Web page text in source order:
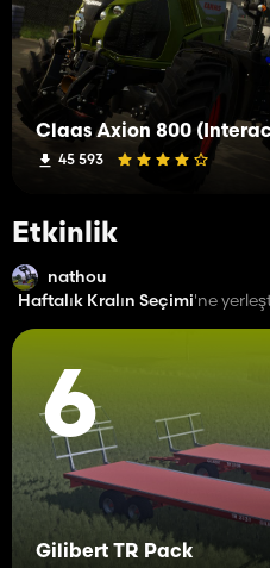
Claas Axion 800
45 593
Etkinlik
nathou
Haftalık Kralın Seçimi'ne
6
Gilibert TR Pack